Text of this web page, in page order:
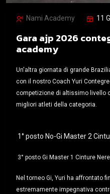
Nami Academy 11
Gara ajp 2026
academy
Un'altra giornata di grande
con il nostro Coach Yuri
competizione di altissimo livello
migliori atleti della categoria.
1° posto No-Gi Master 2
3° posto Gi Master 1 Cinture
Nel torneo Gi, Yuri ha affrontato
estremamente impegnativa